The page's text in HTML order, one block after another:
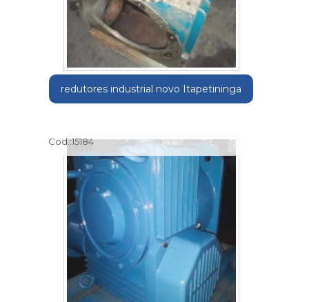
redutores industrial novo Itapetininga
Cod.:15184